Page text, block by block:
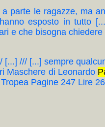
parte le ragazze, ma
esposto in tutto
e che bisogna
/// [...] sempre
Maschere di Leonardo
Pagine 247 Lire